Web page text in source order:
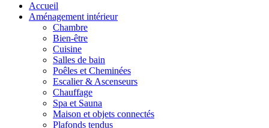
Accueil
Aménagement intérieur
Chambre
Bien-être
Cuisine
Salles de bain
Poêles et Cheminées
Escalier & Ascenseurs
Chauffage
Spa et Sauna
Maison et objets connectés
Plafonds tendus